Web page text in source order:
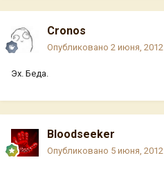
Cronos
Опубликовано 2 июня, 2012
Эх. Беда.
Bloodseeker
Опубликовано 5 июня, 2012